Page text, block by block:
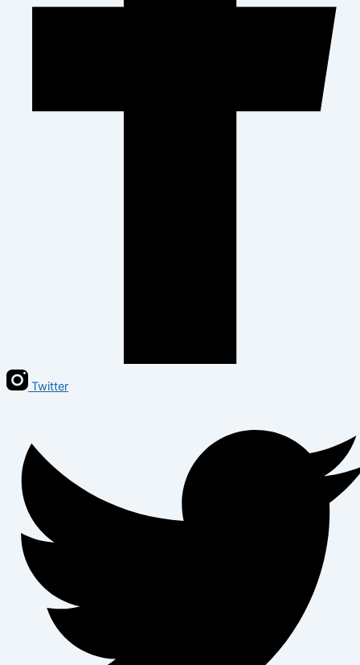
Twitter